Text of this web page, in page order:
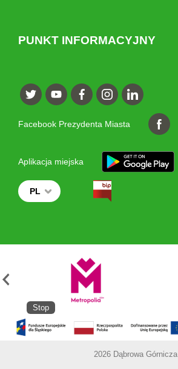
PUNKT INFORMACYJNY
Facebook Prezydenta Miasta
Aplikacja miejska
PL
Stop
2026 Dąbrowa Górnicza